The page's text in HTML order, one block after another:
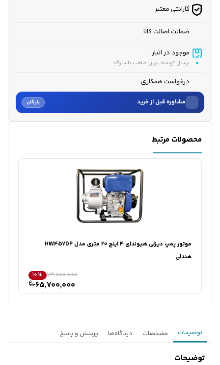
گارانتی معتبر
ضمانت اصالت کالا
موجود در انبار
ارسال توسط پارین صنعت پاسارگاد
درخواست همکاری
مشاوره قبل از خرید رایگان
نام
محصولات مرتبط
موتور پمپ دیزلی هیوندای 4 اینچ 20 متری مدل HW457DP
هندلی
73,000,000
10%
65,700,000
توضیحات مشخصات دیدگاه‌ها پرسش و پاسخ
توضیحات